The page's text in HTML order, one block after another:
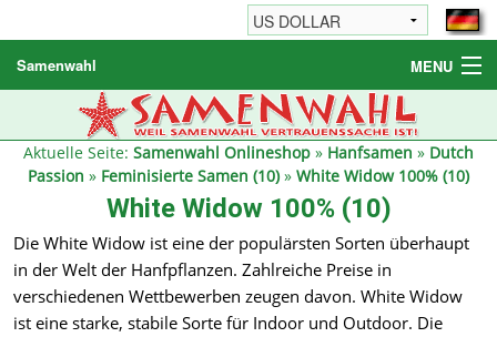
Samenwahl MENU
Hanfsamen
Weitere Produkte
Reseller
Aktuelle Seite: Samenwahl Onlineshop » Hanfsamen » Dutch
Passion » Feminisierte Samen (10)» White Widow 100% (10)
White Widow 100% (10)
Die White Widow ist eine der populärsten Sorten überhaupt
in der Welt der Hanfpflanzen. Zahlreiche Preise in
verschiedenen Wettbewerben zeugen davon. White Widow
ist eine starke, stabile Sorte für Indoor und Outdoor. Die